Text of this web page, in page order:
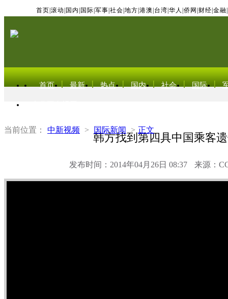
首页 滚动 国内 国际 军事 社会 地方 港澳 台湾 华人 侨网 财经 金融
首页 最新 热点 国内 社会 国际
当前位置： 中新视频 > 国际新闻 > 正文
韩方找到第四具中国乘客
发布时间：2014年04月26日 08:37 来源：